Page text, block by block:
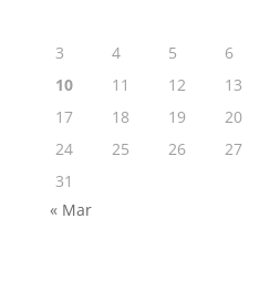
3
4 5 6
10
11 12 13
17
18 19 20
24
25 26 27
31
« Mar